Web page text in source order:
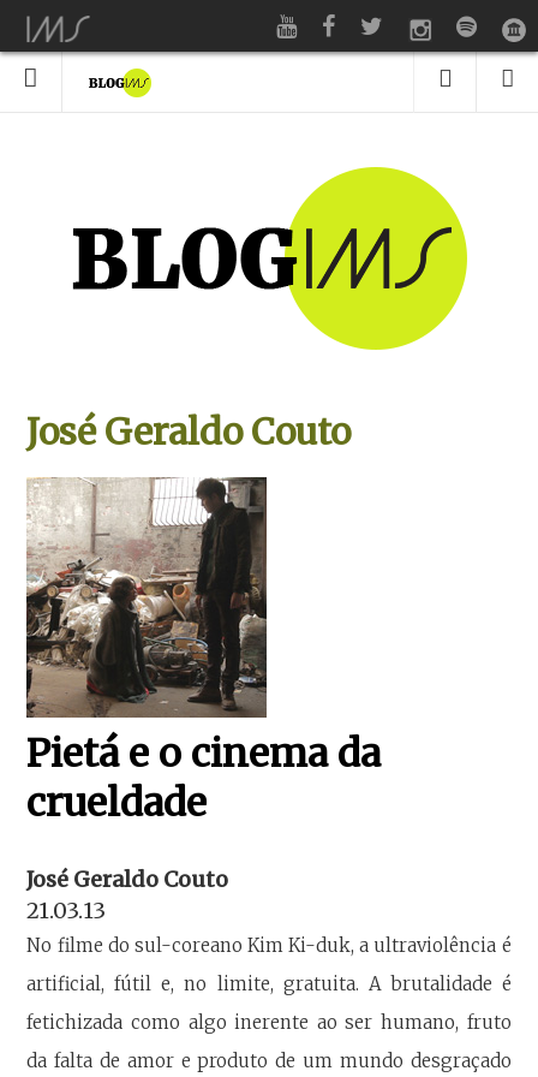
José Geraldo Couto
Pietá e o cinema da
crueldade
José Geraldo Couto
21.03.13
No filme do sul-coreano Kim Ki-duk, a ultraviolência é
artificial, fútil e, no limite, gratuita. A brutalidade é
fetichizada como algo inerente ao ser humano, fruto
da falta de amor e produto de um mundo desgraçado